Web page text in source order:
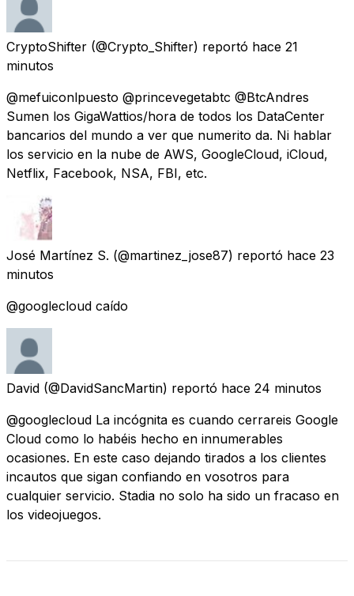
CryptoShifter (@Crypto_Shifter) reportó hace 21
minutos
@mefuiconlpuesto @princevegetabtc @BtcAndres
Sumen los GigaWattios/hora de todos los DataCenter
bancarios del mundo a ver que numerito da. Ni hablar
los servicio en la nube de AWS, GoogleCloud, iCloud,
Netflix, Facebook, NSA, FBI, etc.
José Martínez S. (@martinez_jose87) reportó hace 23
minutos
@googlecloud caído
David (@DavidSancMartin) reportó hace 24 minutos
@googlecloud La incógnita es cuando cerrareis Google
Cloud como lo habéis hecho en innumerables
ocasiones. En este caso dejando tirados a los clientes
incautos que sigan confiando en vosotros para
cualquier servicio. Stadia no solo ha sido un fracaso en
los videojuegos.